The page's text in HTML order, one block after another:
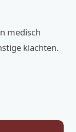
medisch
klachten.